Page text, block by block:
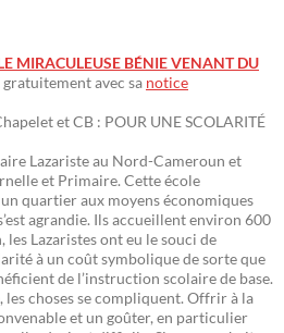
MIRACULEUSE BÉNIE VENANT DU
gratuitement avec sa notice
et CB : POUR UNE SCOLARITÉ
Lazariste au Nord-Cameroun et
et Primaire. Cette école
quartier aux moyens économiques
agrandie. Ils accueillent environ 600
les Lazaristes ont eu le souci de
à un coût symbolique de sorte que
de l’instruction scolaire de base.
les choses se compliquent. Offrir à la
et un goûter, en particulier